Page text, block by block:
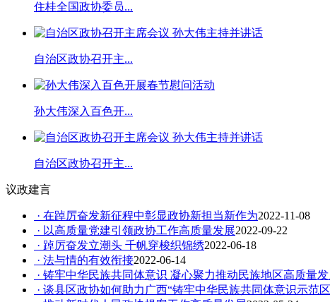
住桂全国政协委员...
自治区政协召开主...
孙大伟深入百色开...
自治区政协召开主...
议政建言
· 在踔厉奋发新征程中彰显政协新担当新作为2022-11-08
· 以高质量党建引领政协工作高质量发展2022-09-22
· 踔厉奋发立潮头 千帆穿梭织锦绣2022-06-18
· 法与情的有效衔接2022-06-14
· 铸牢中华民族共同体意识 凝心聚力推动民族地区高质量
· 谈县区政协如何助力广西“铸牢中华民族共同体意识示范